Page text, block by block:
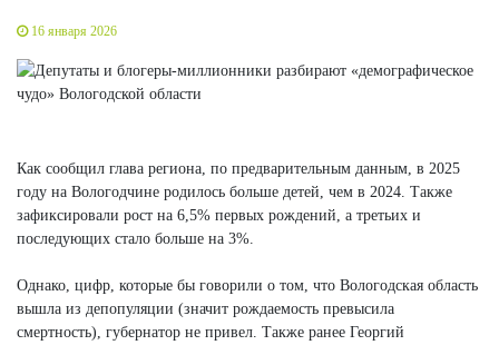
16 января 2026
Как сообщил глава региона, по предварительным данным, в 2025
году на Вологодчине родилось больше детей, чем в 2024. Также
зафиксировали рост на 6,5% первых рождений, а третьих и
последующих стало больше на 3%.
Однако, цифр, которые бы говорили о том, что Вологодская область
вышла из депопуляции (значит рождаемость превысила
смертность), губернатор не привел. Также ранее Георгий